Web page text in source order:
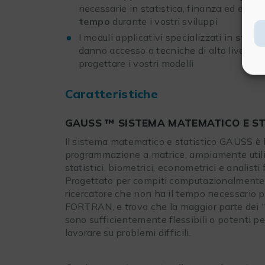
necessarie in statistica, finanza ed
tempo durante i vostri sviluppi
I moduli applicativi specializzati in
danno accesso a tecniche di alto livello
progettare i vostri modelli
Caratteristiche
GAUSS ™ SISTEMA MATEMATICO E
Il sistema matematico e statistico GAUSS
programmazione a matrice, ampiamente
statistici, biometrici, econometrici e analisti
Progettato per compiti
ricercatore che non ha il tempo necessario
FORTRAN, e trova che la maggior parte
sono sufficientemente flessibili o potenti
lavorare su problemi difficili.